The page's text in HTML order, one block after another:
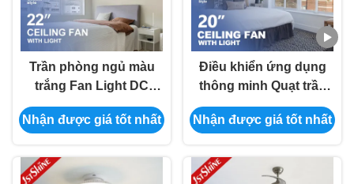
Trần phòng ngủ màu
trắng Fan Light DC
Motor Flush Mount
Quiet Energy Saving
Nhận được giá tốt nhất
Điều khiển ứng dụng
thông minh Quạt trần
LED 20 inch cho
phòng ngủ
Nhận được giá tốt nhất